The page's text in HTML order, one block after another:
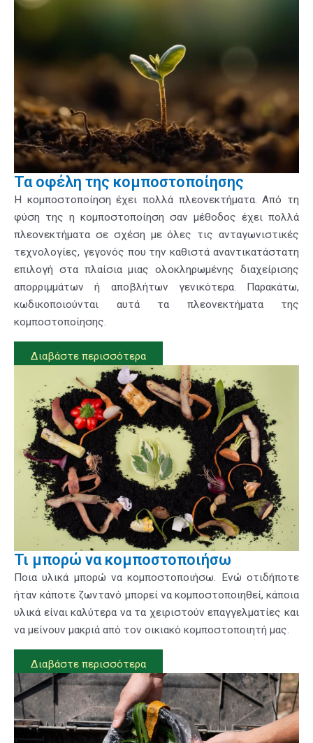
Τα οφέλη της κομποστοποίησης
Η κομποστοποίηση έχει πολλά πλεονεκτήματα. Από τη
φύση της η κομποστοποίηση σαν μέθοδος έχει πολλά
πλεονεκτήματα σε σχέση με όλες τις ανταγωνιστικές
τεχνολογίες, γεγονός που την καθιστά αναντικατάστατη
επιλογή στα πλαίσια μιας ολοκληρωμένης διαχείρισης
απορριμμάτων ή αποβλήτων γενικότερα. Παρακάτω,
κωδικοποιούνται αυτά τα πλεονεκτήματα της
κομποστοποίησης.
Διαβάστε περισσότερα
Τι μπορώ να κομποστοποιήσω
Ποια υλικά μπορώ να κομποστοποιήσω. Ενώ οτιδήποτε
ήταν κάποτε ζωντανό μπορεί να κομποστοποιηθεί, κάποια
υλικά είναι καλύτερα να τα χειριστούν επαγγελματίες και
να μείνουν μακριά από τον οικιακό κομποστοποιητή μας.
Διαβάστε περισσότερα